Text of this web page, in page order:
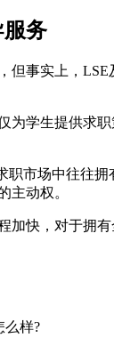
服务
但事实上，
为学生提供求
职市场中往往
主动权。
加快，对于拥
么样?